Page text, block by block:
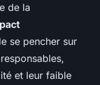
de la
se pencher sur
et leur faible